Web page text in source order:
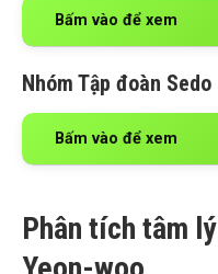
Bấm vào để xem
Nhóm Tập đoàn Sedo
Bấm vào để xem
Phân tích tâm lý